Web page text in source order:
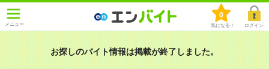
メニュー
0
気になる！ ログイン
お探しのバイト情報は掲載が終了しました。